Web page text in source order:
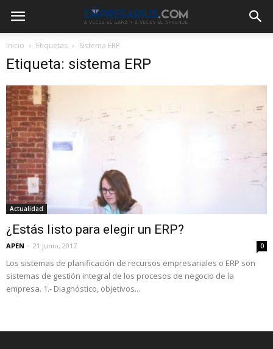
Inicio Etiquetas Sistema ERP
Etiqueta: sistema ERP
Actualidad
¿Estás listo para elegir un ERP?
APEN - 21 junio, 2017 0
Los sistemas de planificación de recursos empresariales o ERP son
sistemas de gestión integral de los procesos de negocio de la
empresa. 1.- Diagnóstico, objetivos...